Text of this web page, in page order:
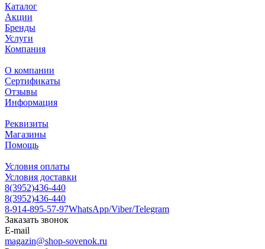
Каталог
Акции
Бренды
Услуги
Компания
О компании
Сертификаты
Отзывы
Информация
Реквизиты
Магазины
Помощь
Условия оплаты
Условия доставки
8(3952)436-440
8(3952)436-440
8-914-895-57-97WhatsApp/Viber/Telegram
Заказать звонок
E-mail
magazin@shop-sovenok.ru